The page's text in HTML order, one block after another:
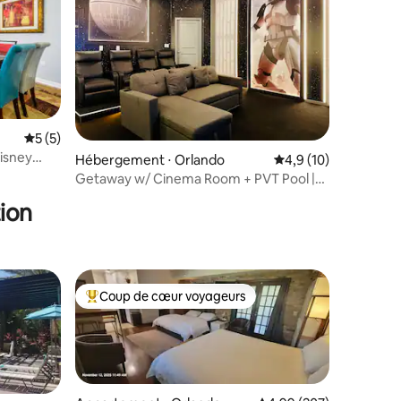
: 4,98 sur 5
Évaluation moyenne sur la base de 5 commentaires : 5 sur 5
5 (5)
Hébergement ⋅ Orlando Évaluation
4,9 (10)
Getaway w/ Cinema Room + PVT Pool |
Coups de cœur voyageurs les plus appréciés
Coup de cœur voyageurs